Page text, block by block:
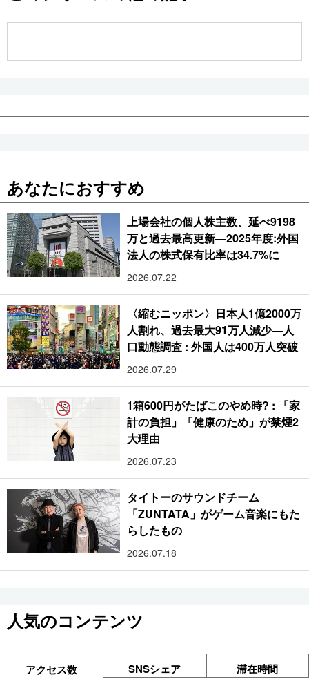
あなたにおすすめ
上場会社の個人株主数、延べ9198
万と過去最高更新―2025年度:外国
法人の株式保有比率は34.7%に
2026.07.22
〈縮むニッポン〉日本人1億2000万
人割れ、過去最大91万人減少―人
口動態調査 : 外国人は400万人突破
2026.07.29
1箱600円がたばこのやめ時? : 「家
計の負担」「健康のため」が禁煙2
大理由
2026.07.23
タイトーのサウンドチーム
「ZUNTATA」がゲーム音楽にもた
らしたもの
2026.07.18
人気のコンテンツ
アクセス数 SNSシェア 滞在時間